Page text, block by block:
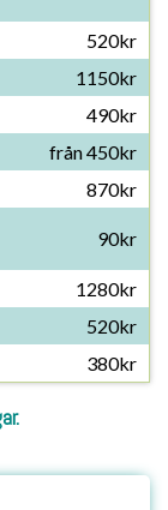
520kr
1150kr
490kr
från 450kr
870kr
90kr
1280kr
520kr
380kr